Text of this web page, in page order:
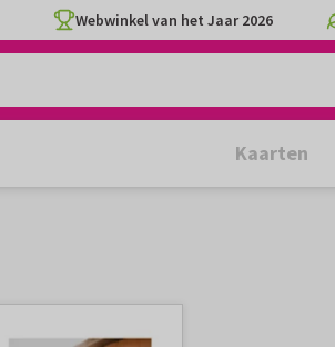
Webwinkel van het Jaar 2026
Kaarten